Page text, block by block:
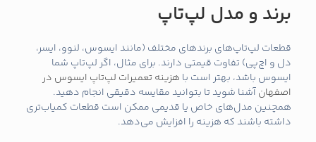
برند و مدل لپ‌تاپ
قطعات لپ‌تاپ‌های برندهای مختلف (مانند ایسوس، لنوو، ایسر،
دل و اچ‌پی) تفاوت قیمتی دارند. برای مثال، اگر لپ‌تاپ شما
ایسوس باشد، بهتر است با هزینه تعمیرات لپ‌تاپ ایسوس در
اصفهانآشنا شوید تا بتوانید مقایسه دقیقی انجام دهید.
همچنین مدل‌های خاص یا قدیمی ممکن است قطعات کمیاب‌تری
داشته باشند که هزینه را افزایش می‌دهد.